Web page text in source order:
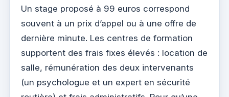
Un stage proposé à 99 euros correspond
souvent à un prix d’appel ou à une offre de
dernière minute. Les centres de formation
supportent des frais fixes élevés : location de
salle, rémunération des deux intervenants
(un psychologue et un expert en sécurité